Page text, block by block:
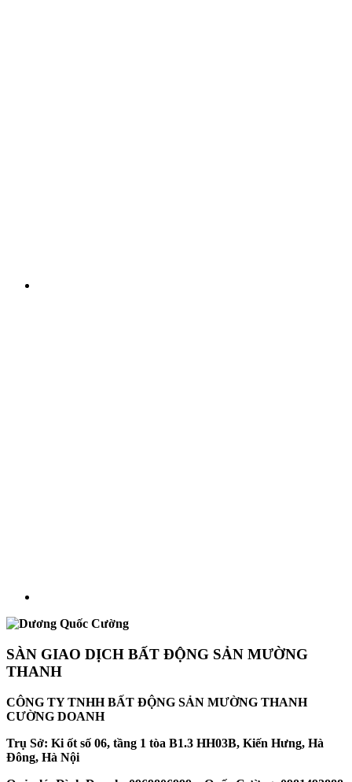
SÀN GIAO DỊCH BẤT ĐỘNG SẢN MƯỜNG
THANH
CÔNG TY TNHH BẤT ĐỘNG SẢN MƯỜNG THANH
CƯỜNG DOANH
Trụ Sở: Ki ốt số 06, tầng 1 tòa B1.3 HH03B, Kiến Hưng, Hà
Đông, Hà Nội